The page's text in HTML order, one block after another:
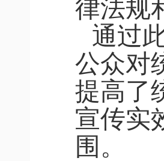
律法规
通过
公众对
提高了
宣传实
围。